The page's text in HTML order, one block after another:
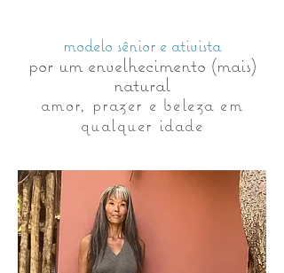
modelo sênior e ativista
por um envelhecimento (mais)
natural
amor, prazer e beleza em
qualquer idade